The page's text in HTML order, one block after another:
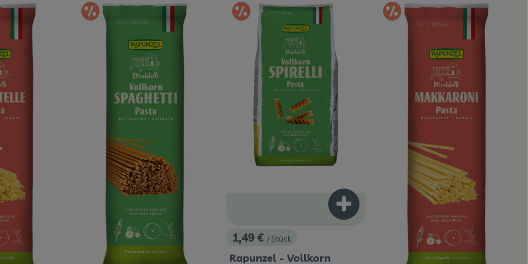
Im Angebot
, Preis:
1,49 € / Stück
Rapunzel - Vollkorn
Produkt zum Warenkorb hinzufügen
Im Angebot Im Angebot